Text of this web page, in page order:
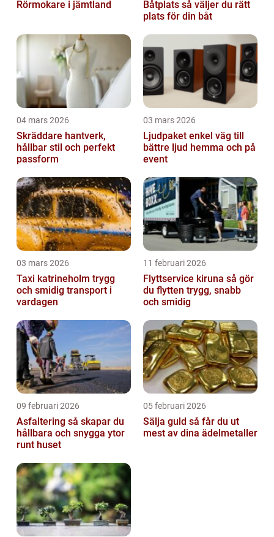
Rörmokare i jämtland
Båtplats så väljer du rätt
plats för din båt
04 mars 2026
Skräddare hantverk,
hållbar stil och perfekt
passform
03 mars 2026
Ljudpaket enkel väg till
bättre ljud hemma och på
event
03 mars 2026
Taxi katrineholm trygg
och smidig transport i
vardagen
11 februari 2026
Flyttservice kiruna så gör
du flytten trygg, snabb
och smidig
09 februari 2026
Asfaltering så skapar du
hållbara och snygga ytor
runt huset
05 februari 2026
Sälja guld så får du ut
mest av dina ädelmetaller